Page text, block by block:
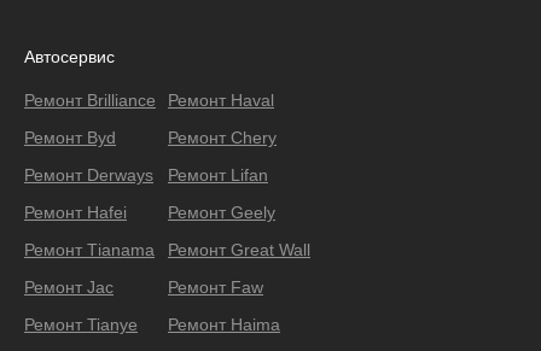
Автосервис
Ремонт Brilliance
Ремонт Byd
Ремонт Derways
Ремонт Hafei
Ремонт Тianama
Ремонт Jac
Ремонт Tianye
Ремонт Haval
Ремонт Chery
Ремонт Lifan
Ремонт Geely
Ремонт Great Wall
Ремонт Faw
Ремонт Haima